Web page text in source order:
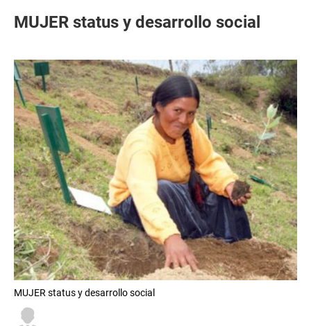
MUJER status y desarrollo social
MUJER status y desarrollo social